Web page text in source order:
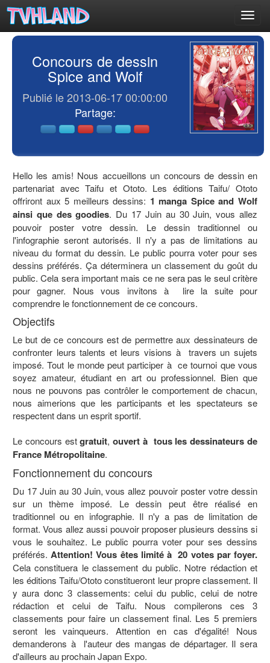
Concours de dessin
Spice and Wolf
Publié le 2013-06-17 00:00:00
Partage:
Hello les amis! Nous accueillons un concours de dessin en
partenariat avec Taifu et Ototo. Les éditions Taifu/ Ototo
offriront aux 5 meilleurs dessins: 1 manga Spice and Wolf
ainsi que des goodies. Du 17 Juin au 30 Juin, vous allez
pouvoir poster votre dessin. Le dessin traditionnel ou
l'infographie seront autorisés. Il n'y a pas de limitations au
niveau du format du dessin. Le public pourra voter pour ses
dessins préférés. Ça déterminera un classement du goût du
public. Cela sera important mais ce ne sera pas le seul critère
pour gagner. Nous vous invitons à lire la suite pour
comprendre le fonctionnement de ce concours.
Objectifs
Le but de ce concours est de permettre aux dessinateurs de
confronter leurs talents et leurs visions à travers un sujets
imposé. Tout le monde peut participer à ce tournoi que vous
soyez amateur, étudiant en art ou professionnel. Bien que
nous ne pouvons pas contrôler le comportement de chacun,
nous aimerions que les participants et les spectateurs se
respectent dans un esprit sportif.
Le concours estgratuit,ouvert à tous les dessinateurs de
France Métropolitaine.
Fonctionnement du concours
Du 17 Juin au 30 Juin, vous allez pouvoir poster votre dessin
sur un thème imposé. Le dessin peut être réalisé en
traditionnel ou en infographie. Il n'y a pas de limitation de
format. Vous allez aussi pouvoir proposer plusieurs dessins si
vous le souhaitez. Le public pourra voter pour ses dessins
préférés. Attention! Vous êtes limité à 20 votes par foyer.
Cela constituera le classement du public. Notre rédaction et
les éditions Taifu/Ototo constitueront leur propre classement. Il
y aura donc 3 classements: celui du public, celui de notre
rédaction et celui de Taifu. Nous compilerons ces 3
classements pour faire un classement final. Les 5 premiers
seront les vainqueurs. Attention en cas d'égalité! Nous
demanderons à l'auteur des mangas de départager. Il sera
d'ailleurs au prochain Japan Expo.